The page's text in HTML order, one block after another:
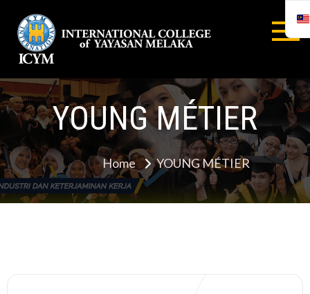
MELAYA
YOUNG MÉTIER
Home YOUNG MÉTIER